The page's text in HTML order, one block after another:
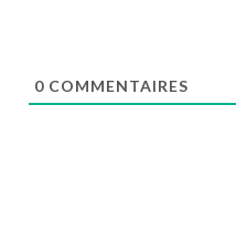
0 COMMENTAIRES